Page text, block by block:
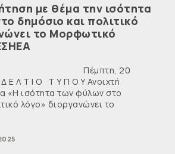
με θέμα την ισότητα
δημόσιο και πολιτικό
το Μορφωτικό
20
Ε Λ Τ Ι Ο Τ Υ Π Ο Υ Ανοιχτή
«Η ισότητα των φύλων στο
λόγο» διοργανώνει το